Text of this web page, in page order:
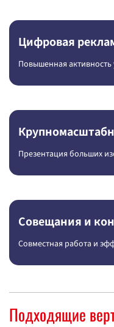
Цифровая
Повышенная активность
Презентация больших
Совещания и
Совместная работа и
Подходящие